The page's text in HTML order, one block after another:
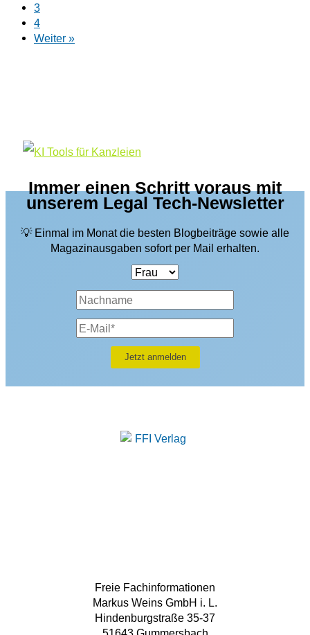
3
4
Weiter »
Immer einen Schritt voraus mit
unserem Legal Tech-Newsletter
💡 Einmal im Monat die besten Blogbeiträge sowie alle
Magazinausgaben sofort per Mail erhalten.
Freie Fachinformationen
Markus Weins GmbH i. L.
Hindenburgstraße 35-37